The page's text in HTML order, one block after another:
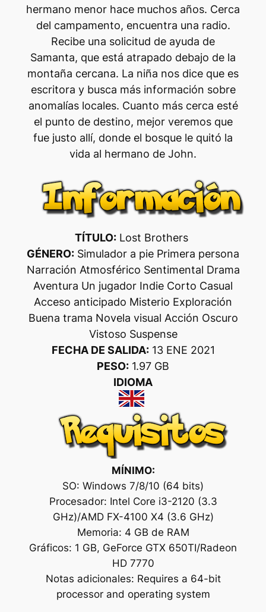
hermano menor hace muchos años. Cerca
del campamento, encuentra una radio.
Recibe una solicitud de ayuda de
Samanta, que está atrapado debajo de la
montaña cercana. La niña nos dice que es
escritora y busca más información sobre
anomalías locales. Cuanto más cerca esté
el punto de destino, mejor veremos que
fue justo allí, donde el bosque le quitó la
vida al hermano de John.
TÍTULO: Lost Brothers
GÉNERO: Simulador a pie Primera persona
Narración Atmosférico Sentimental Drama
Aventura Un jugador Indie Corto Casual
Acceso anticipado Misterio Exploración
Buena trama Novela visual Acción Oscuro
Vistoso Suspense
FECHA DE SALIDA:13 ENE 2021
PESO: 1.97 GB
IDIOMA
MÍNIMO:
SO: Windows 7/8/10 (64 bits)
Procesador: Intel Core i3-2120 (3.3
GHz)/AMD FX-4100 X4 (3.6 GHz)
Memoria: 4 GB de RAM
Gráficos: 1 GB, GeForce GTX 650TI/Radeon
HD 7770
Notas adicionales: Requires a 64-bit
processor and operating system